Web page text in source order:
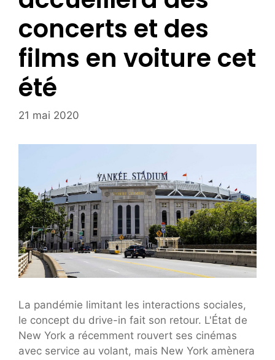
concerts et des
films en voiture cet
été
21 mai 2020
La pandémie limitant les interactions sociales,
le concept du drive-in fait son retour. L'État de
New York a récemment rouvert ses cinémas
avec service au volant, mais New York amènera